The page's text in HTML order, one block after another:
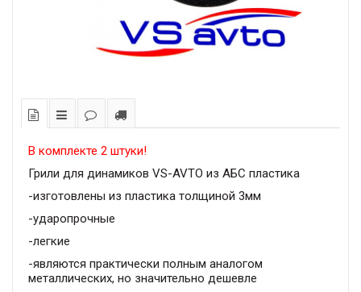
В комплекте 2 штуки!
Грили для динамиков VS-AVTO из АБС пластика
-изготовлены из пластика толщиной 3мм
-ударопрочные
-легкие
-являются практически полным аналогом
металлических, но значительно дешевле